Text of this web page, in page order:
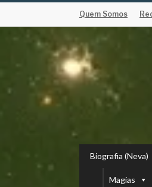
Quem Somos
Biografia (Neva)
Magias